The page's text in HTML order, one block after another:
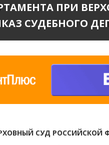
ПРИ
СУДЕБНОГО
СУД РОССИЙСКОЙ